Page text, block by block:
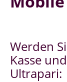
Werden
Kasse
Ultrapari: